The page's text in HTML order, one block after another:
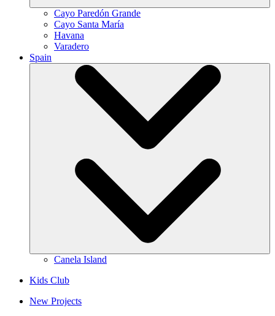
Cayo Paredón Grande
Cayo Santa María
Havana
Varadero
Spain
Canela Island
Kids Club
New Projects